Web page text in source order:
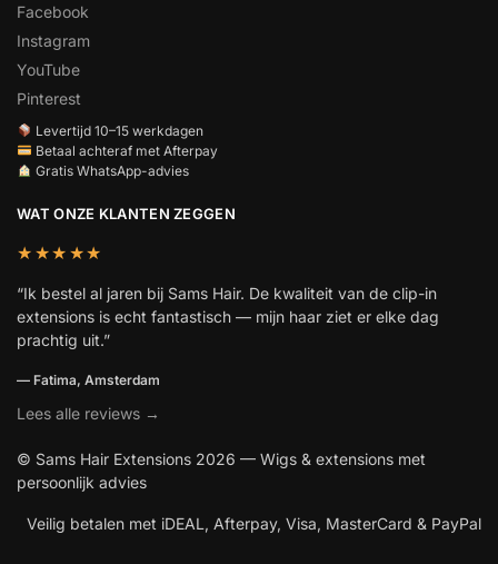
Facebook
Instagram
YouTube
Pinterest
Levertijd 10–15 werkdagen
Betaal achteraf met Afterpay
Gratis WhatsApp-advies
WAT ONZE KLANTEN ZEGGEN
★★★★★
“Ik bestel al jaren bij Sams Hair. De kwaliteit van de clip-in
extensions is echt fantastisch — mijn haar ziet er elke dag
prachtig uit.”
— Fatima, Amsterdam
Lees alle reviews →
© Sams Hair Extensions 2026 — Wigs & extensions met
persoonlijk advies
Veilig betalen met iDEAL, Afterpay, Visa, MasterCard & PayPal